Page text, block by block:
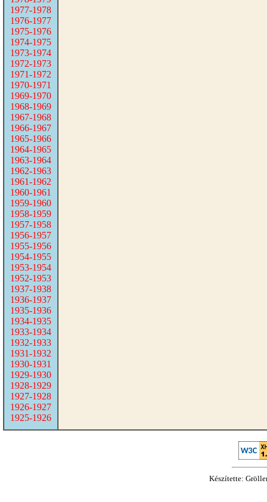
1977-1978
1976-1977
1975-1976
1974-1975
1973-1974
1972-1973
1971-1972
1970-1971
1969-1970
1968-1969
1967-1968
1966-1967
1965-1966
1964-1965
1963-1964
1962-1963
1961-1962
1960-1961
1959-1960
1958-1959
1957-1958
1956-1957
1955-1956
1954-1955
1953-1954
1952-1953
1937-1938
1936-1937
1935-1936
1934-1935
1933-1934
1932-1933
1931-1932
1930-1931
1929-1930
1928-1929
1927-1928
1926-1927
1925-1926
Készítette: